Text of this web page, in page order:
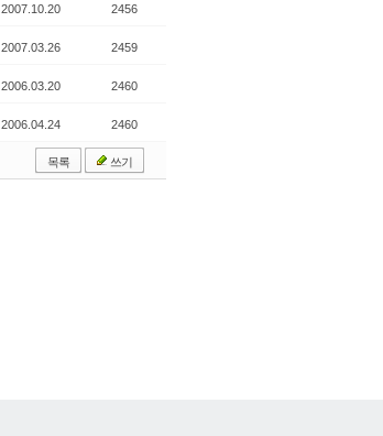
2007.10.20 2456
2007.03.26 2459
2006.03.20 2460
2006.04.24 2460
목록 쓰기